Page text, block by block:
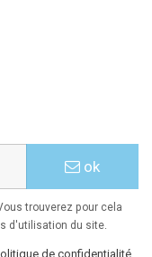
ok
trouverez pour cela
d'utilisation du site.
de confidentialité